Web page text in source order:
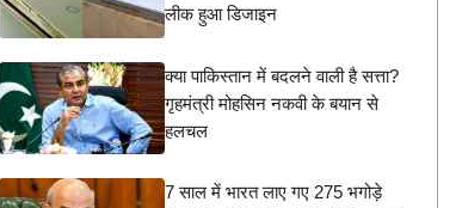
लीक हुआ डिजाइन
क्या पाकिस्तान में बदलने वाली है सत्ता?
गृहमंत्री मोहसिन नकवी के बयान से
हलचल
7 साल में भारत लाए गए 275 भगोड़े